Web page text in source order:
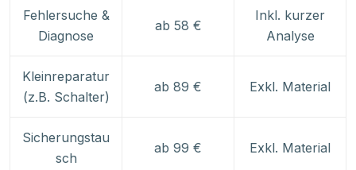
Fehlersuche &
Diagnose
ab 58 €
Inkl. kurzer
Analyse
Kleinreparatur
(z.B. Schalter)
ab 89 € Exkl. Material
Sicherungstau
sch
ab 99 € Exkl. Material